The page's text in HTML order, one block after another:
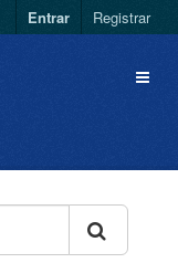
Entrar Registrar